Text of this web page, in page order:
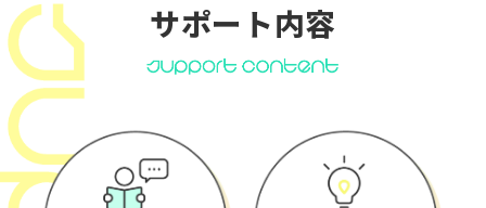
サポート内容